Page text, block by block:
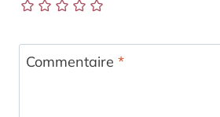
Commentaire *